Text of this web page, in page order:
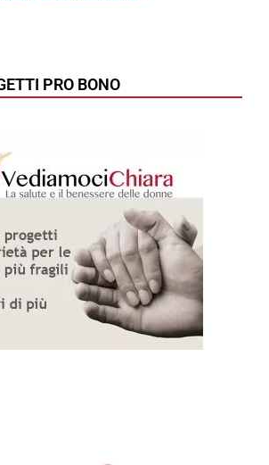
PRO BONO